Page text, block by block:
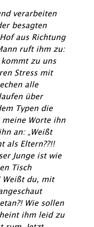
verarbeiten
besagten
aus Richtung
ruft ihm zu:
kommt zu uns
Stress mit
alle
über
Typen die
Worte ihn
an: „Weißt
als Eltern??!!
Junge ist wie
Tisch
Weißt du, mit
Wie sollen
ihm leid zu